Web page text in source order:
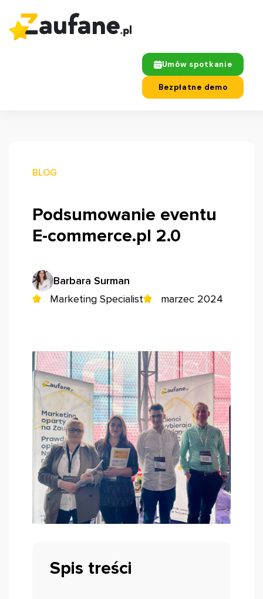
Umów spotkanie
Bezpłatne demo
BLOG
Podsumowanie eventu
E-commerce.pl 2.0
Barbara Surman
Marketing Specialist
marzec 2024
Spis treści